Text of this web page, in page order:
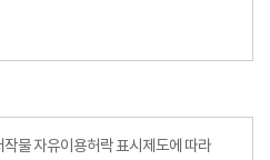
–출처표시이미지
물 자유이용허락 표시제도에 따라